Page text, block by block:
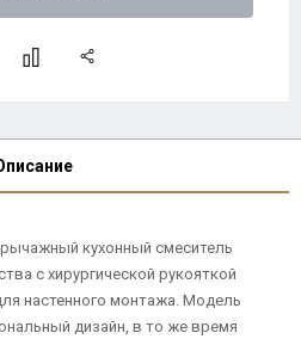
кухонный смеситель
с хирургической рукояткой
настенного монтажа. Модель
дизайн, в то же время